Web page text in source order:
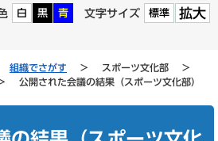
白 黒 青 文字サイズ 標準 拡大
組織でさがす > スポーツ文化部
>
公開された会議の結果（スポーツ文化部）